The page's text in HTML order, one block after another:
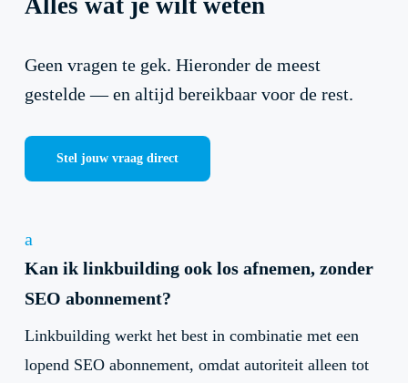
Geen vragen te gek. Hieronder de meest
gestelde — en altijd bereikbaar voor de rest.
Stel jouw vraag direct
a
Kan ik linkbuilding ook los afnemen, zonder
SEO abonnement?
Linkbuilding werkt het best in combinatie met een
lopend SEO abonnement, omdat autoriteit alleen tot